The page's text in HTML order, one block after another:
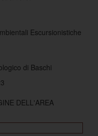
Escursionistiche
di Baschi
DELL'AREA